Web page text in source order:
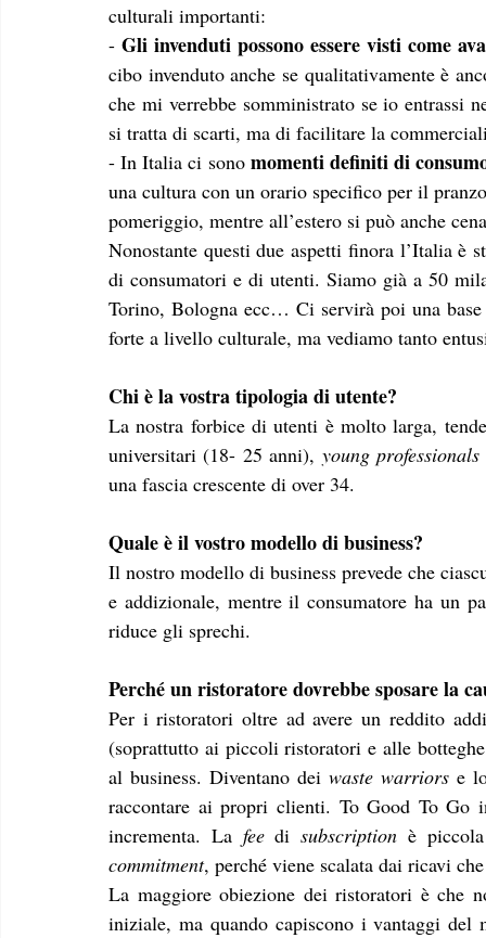
culturali importanti:
- Gli invenduti possono essere visti come
cibo invenduto anche se qualitativamente è
che mi verrebbe somministrato se io entrassi
si tratta di scarti, ma di facilitare la
- In Italia ci sono momenti definiti di
una cultura con un orario specifico per il
pomeriggio, mentre all’estero si può anche
Nonostante questi due aspetti finora l’Italia
di consumatori e di utenti. Siamo già a 50
Torino, Bologna ecc… Ci servirà poi una
forte a livello culturale, ma vediamo tanto
Chi è la vostra tipologia di utente?
La nostra forbice di utenti è molto larga,
universitari (18- 25 anni), young professionals
una fascia crescente di over 34.
Quale è il vostro modello di business?
Il nostro modello di business prevede che
e addizionale, mentre il consumatore ha un
riduce gli sprechi.
Perché un ristoratore dovrebbe sposare la
Per i ristoratori oltre ad avere un reddito
(soprattutto ai piccoli ristoratori e alle
al business. Diventano dei waste warriors e
raccontare ai propri clienti. To Good To
incrementa. La fee di subscription
commitment, perché viene scalata dai ricavi
La maggiore obiezione dei ristoratori è che
iniziale, ma quando capiscono i vantaggi